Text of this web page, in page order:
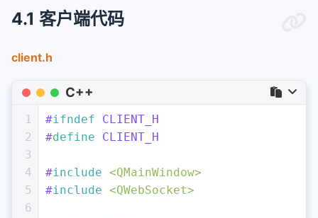
4.1 客户端代码
client.h
C++
1
2
3
4
5
6
#ifndef CLIENT_H
#define CLIENT_H
#include <QMainWindow>
#include <QWebSocket>